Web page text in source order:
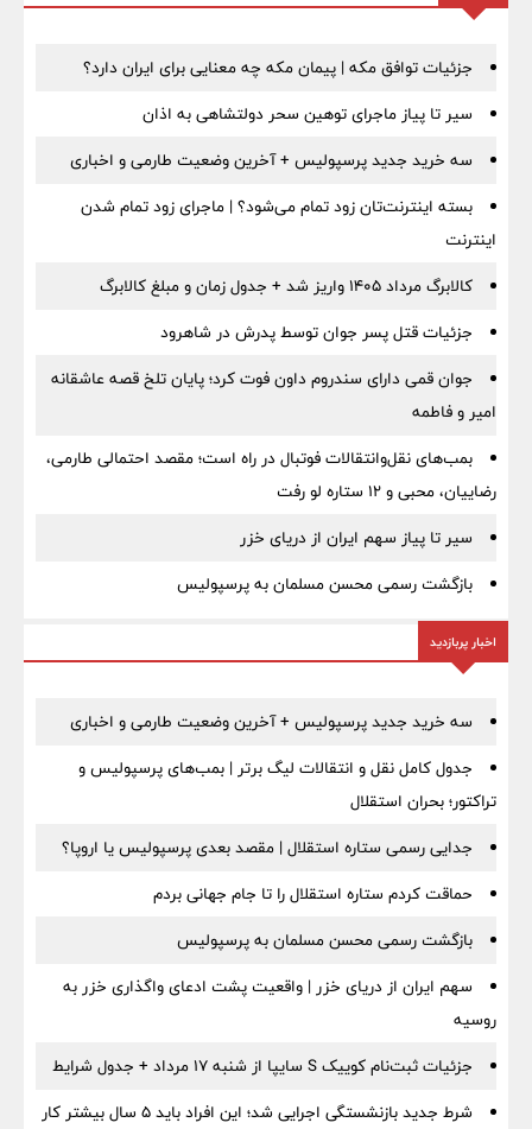
جزئیات توافق مکه | پیمان مکه چه معنایی برای ایران دارد؟
سیر تا پیاز ماجرای توهین سحر دولتشاهی به اذان
سه خرید جدید پرسپولیس + آخرین وضعیت طارمی و اخباری
بسته اینترنت‌تان زود تمام می‌شود؟ | ماجرای زود تمام شدن
اینترنت
کالابرگ مرداد ۱۴۰۵ واریز شد + جدول زمان و مبلغ کالابرگ
جزئیات قتل پسر جوان توسط پدرش در شاهرود
جوان قمی دارای سندروم داون فوت کرد؛ پایان تلخ قصه عاشقانه
امیر و فاطمه
بمب‌های نقل‌وانتقالات فوتبال در راه است؛ مقصد احتمالی طارمی،
رضاییان، محبی و ۱۲ ستاره لو رفت
سیر تا پیاز سهم ایران از دریای خزر
بازگشت رسمی محسن مسلمان به پرسپولیس
اخبار پربازدید
سه خرید جدید پرسپولیس + آخرین وضعیت طارمی و اخباری
جدول کامل نقل و انتقالات لیگ برتر | بمب‌های پرسپولیس و
تراکتور؛ بحران استقلال
جدایی رسمی ستاره استقلال | مقصد بعدی پرسپولیس یا اروپا؟
حماقت کردم ستاره استقلال را تا جام جهانی بردم
بازگشت رسمی محسن مسلمان به پرسپولیس
سهم ایران از دریای خزر | واقعیت پشت ادعای واگذاری خزر به
روسیه
جزئیات ثبت‌نام کوییک S سایپا از شنبه ۱۷ مرداد + جدول شرایط
شرط جدید بازنشستگی اجرایی شد؛ این افراد باید ۵ سال بیشتر کار